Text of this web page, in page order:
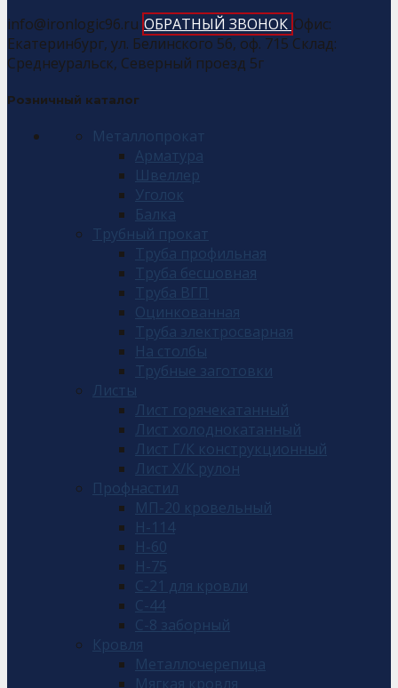
info@ironlogic96.ru ОБРАТНЫЙ ЗВОНОК Офис:
Екатеринбург, ул. Белинского 56, оф. 715 Склад:
Среднеуральск, Северный проезд 5г
Розничный каталог
Металлопрокат
Арматура
Швеллер
Уголок
Балка
Трубный прокат
Труба профильная
Труба бесшовная
Труба ВГП
Оцинкованная
Труба электросварная
На столбы
Трубные заготовки
Листы
Лист горячекатанный
Лист холоднокатанный
Лист Г/К конструкционный
Лист Х/К рулон
Профнастил
МП-20 кровельный
Н-114
Н-60
Н-75
С-21 для кровли
С-44
С-8 заборный
Кровля
Металлочерепица
Мягкая кровля